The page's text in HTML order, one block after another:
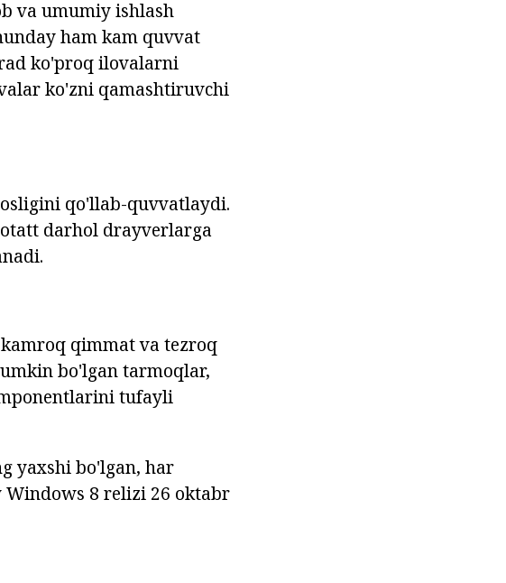
va umumiy ishlash
ham kam quvvat
ko'proq ilovalarni
ko'zni qamashtiruvchi
qo'llab-quvvatlaydi.
darhol drayverlarga
qimmat va tezroq
bo'lgan tarmoqlar,
tufayli
yaxshi bo'lgan, har
8 relizi 26 oktabr